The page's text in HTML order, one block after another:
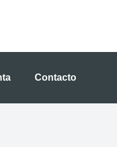
Contacto